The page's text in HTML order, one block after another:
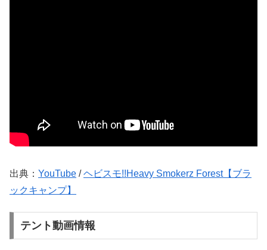
出典： YouTube /ヘビスモ!!Heavy Smokerz Forest【ブラ
ックキャンプ】
テント動画情報